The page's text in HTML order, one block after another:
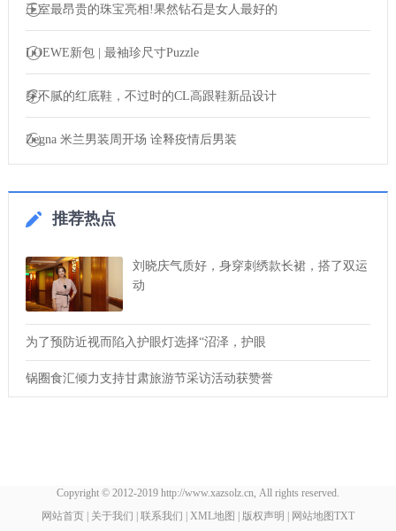
王室最昂贵的珠宝亮相!果然钻石是女人最好的
LOEWE新包 | 最袖珍尺寸Puzzle
穿不腻的红底鞋，不过时的CL高跟鞋新品设计
Zegna 米兰男装周开场 诠释疫情后男装
推荐热点
刘晓庆气质好，身穿刺绣款长裙，搭了双运
动
为了预防近视而陷入护眼灯选择“沼泽，护眼
锅圈食汇倾力支持甘肃旅游节采访活动获赞誉
Copyright © 2012-2019 http://www.xazsolz.cn, All rights reserved.
网站首页
关于我们 联系我们 XML地图 版权声明 网站地图TXT